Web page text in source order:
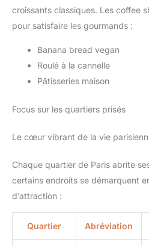
croissants classiques. Les coffee
pour satisfaire les gourmands :
Banana bread vegan
Roulé à la cannelle
Pâtisseries maison
Focus sur les quartiers prisés
Le cœur vibrant de la vie
Chaque quartier de Paris abrite
certains endroits se démarquent
d’attraction :
Quartier Abréviation